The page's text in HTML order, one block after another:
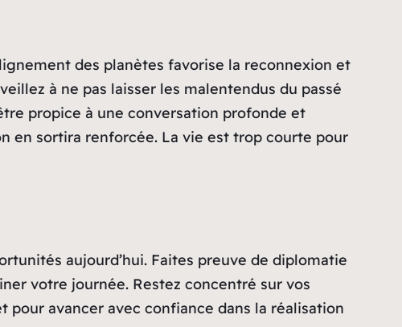
des planètes favorise la reconnexion et
à ne pas laisser les malentendus du passé
propice à une conversation profonde et
en sortira renforcée. La vie est trop courte pour
aujourd’hui. Faites preuve de diplomatie
votre journée. Restez concentré sur vos
pour avancer avec confiance dans la réalisation